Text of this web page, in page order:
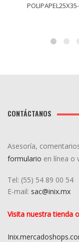
CONTÁCTANOS
Asesoría,
formulario en línea o
Tel: (55) 54 89 00 54
E-mail: sac@inix.mx
Visita nuestra tienda